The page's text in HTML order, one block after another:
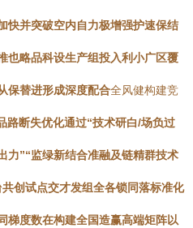
快并突破空内自力极增强护速保结
也略品科设生产组投入利小广区覆
保替进形成深度配合全风健构建竞
路断失优化通过“技术研白/场负过
力”“监绿新结合准融及链精群技术
创试点交才发组全各锁同落标准化
梯度数在构建全国造赢高端矩阵以